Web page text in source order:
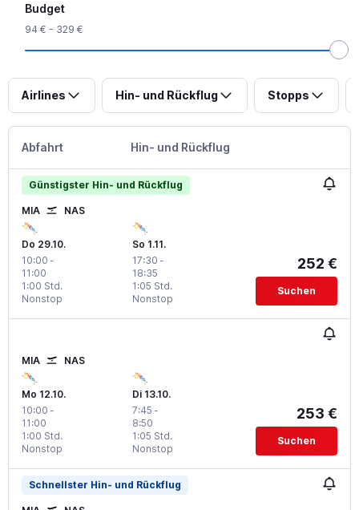
Budget
94 € - 329 €
Airlines Hin- und Rückflug Stopps
Abfahrt Hin- und Rückflug
Günstigster Hin- und Rückflug
MIA NAS
Do 29.10.
10:00 -
11:00
Nonstop
1:00 Std.
So 1.11.
17:30 -
18:35
Nonstop
1:05 Std.
252 €
Suchen
MIA NAS
Mo 12.10.
10:00 -
11:00
Nonstop
1:00 Std.
Di 13.10.
7:45 -
8:50
Nonstop
1:05 Std.
253 €
Suchen
Schnellster Hin- und Rückflug